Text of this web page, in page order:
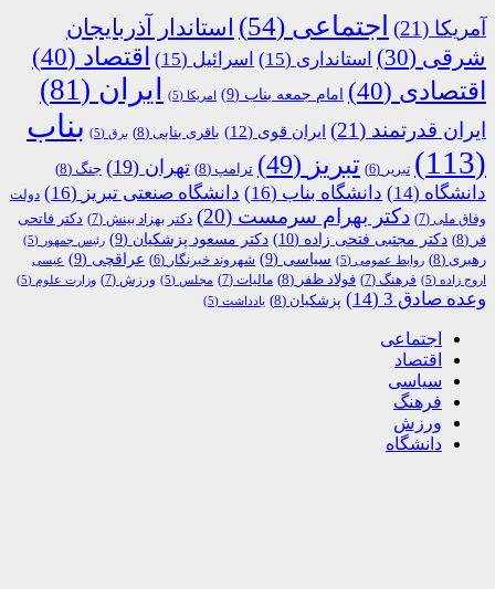
آمریکا (21) اجتماعی (54)
استاندار آذربایجان
شرقی (30) استانداری (15) اسرائیل (15) اقتصاد (40)
اقتصادی (40) امام جمعه بناب (9) امریکا (5) ایران (81)
ایران قدرتمند (21) ایران قوی (12) باقری بنابی (8) برق (5)
بناب
(113)
تبریر (6) تبریز (49) ترامپ (8) تهران (19) جنگ (8)
دانشگاه (14) دانشگاه بناب (16) دانشگاه صنعتی تبریز (16)
دولت
وفاق ملی (7) دکتر بهرام سرمست (20) دکتر بهزاد بینش (7)
دکتر فاتحی
فر (8) دکتر مجتبی فتحی زاده (10) دکتر مسعود پزشکیان (9) رئیس جمهور (5)
رهبری (8) روابط عمومی (5) سیاسی (9) شهروند خبرنگار (6) عراقچی (9)
عیسی
اروج زاده (5) فرهنگ (7) فولاد ظفر (8) مالیات (7) مجلس (5) ورزش (7) وزارت علوم (5)
وعده صادق 3 (14) پزشکیان (8) یادداشت (5)
اجتماعی
اقتصاد
سیاسی
فرهنگ
ورزش
دانشگاه